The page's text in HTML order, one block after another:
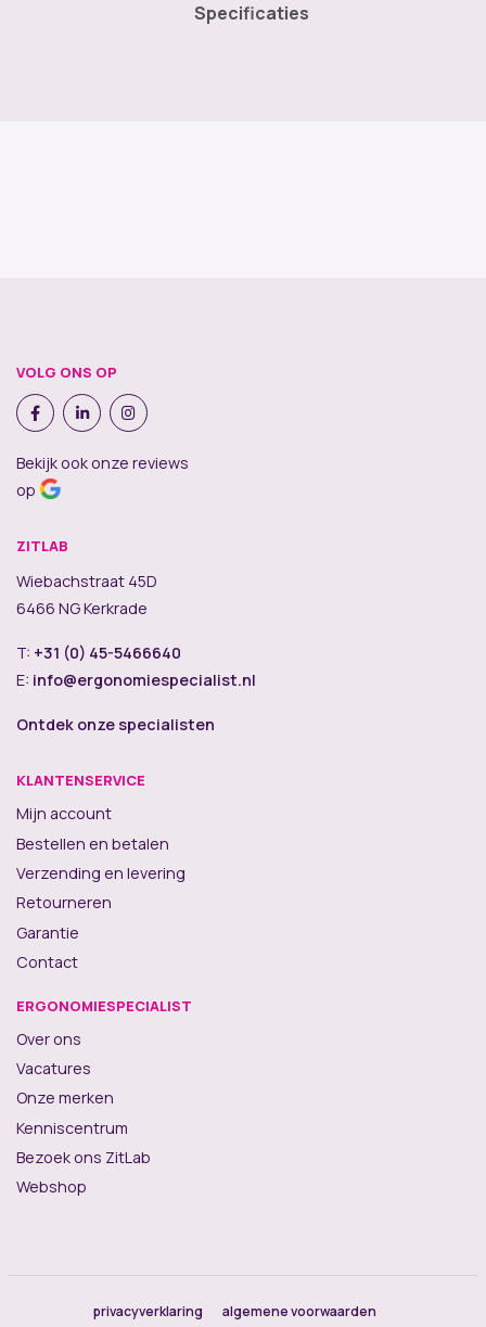
Specificaties
VOLG ONS OP
Bekijk ook onze reviews
op
ZITLAB
Wiebachstraat 45D
6466 NG Kerkrade
T: +31 (0) 45-5466640
E: info@ergonomiespecialist.nl
Ontdek onze specialisten
KLANTENSERVICE
Mijn account
Bestellen en betalen
Verzending en levering
Retourneren
Garantie
Contact
ERGONOMIESPECIALIST
Over ons
Vacatures
Onze merken
Kenniscentrum
Bezoek ons ZitLab
Webshop
privacyverklaring
algemene voorwaarden